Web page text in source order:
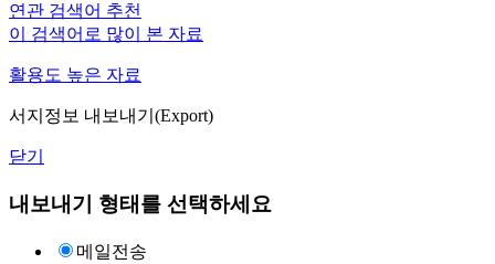
연관 검색어 추천
이 검색어로 많이 본 자료
활용도 높은 자료
서지정보 내보내기(Export)
닫기
내보내기 형태를 선택하세요
메일전송